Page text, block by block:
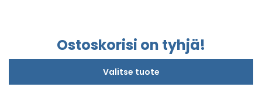
Ostoskorisi on tyhjä!
Valitse tuote